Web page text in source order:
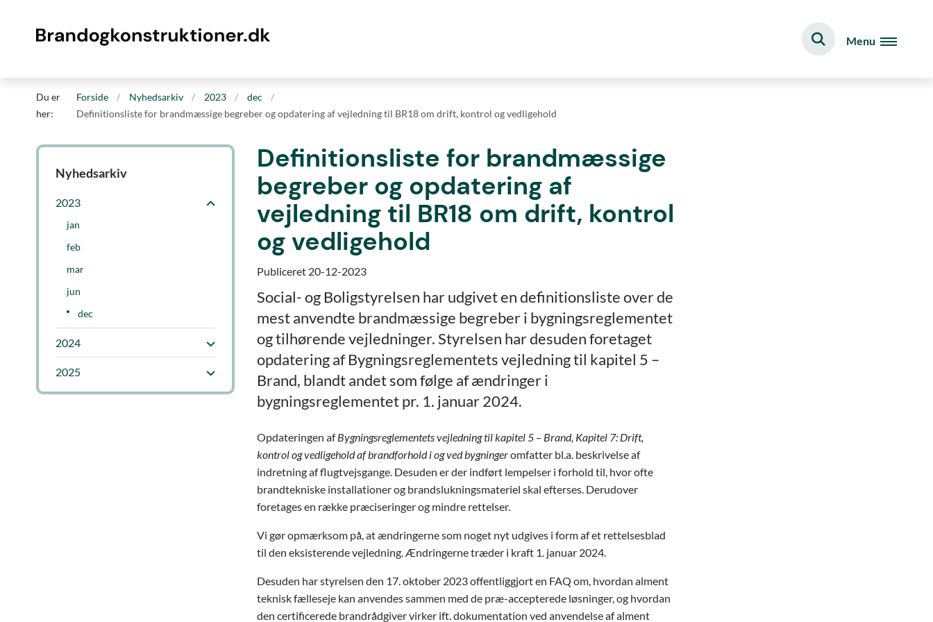
Menu
Du er
her:
Forside Nyhedsarkiv 2023
dec
Definitionsliste for brandmæssige begreber og opdatering af vejledning til BR18 om drift, kontrol og vedligehold
Nyhedsarkiv
2023
jan
feb
mar
jun
dec
2024
2025
Definitionsliste for brandmæssige
begreber og opdatering af
vejledning til BR18 om drift, kontrol
og vedligehold
Publiceret 20-12-2023
Social- og Boligstyrelsen har udgivet en definitionsliste over de
mest anvendte brandmæssige begreber i bygningsreglementet
og tilhørende vejledninger. Styrelsen har desuden foretaget
opdatering af Bygningsreglementets vejledning til kapitel 5 –
Brand, blandt andet som følge af ændringer i
bygningsreglementet pr. 1. januar 2024.
Opdateringen afBygningsreglementets vejledning til kapitel 5 – Brand, Kapitel 7: Drift,
kontrol og vedligehold af brandforhold i og ved bygningeromfatter bl.a. beskrivelse af
indretning af flugtvejsgange. Desuden er der indført lempelser i forhold til, hvor ofte
brandtekniske installationer og brandslukningsmateriel skal efterses. Derudover
foretages en række præciseringer og mindre rettelser.
Vi gør opmærksom på, at ændringerne som noget nyt udgives i form af et rettelsesblad
til den eksisterende vejledning. Ændringerne træder i kraft 1. januar 2024.
Desuden har styrelsen den 17. oktober 2023 offentliggjort en FAQ om, hvordan alment
teknisk fælleseje kan anvendes sammen med de præ-accepterede løsninger, og hvordan
den certificerede brandrådgiver virker ift. dokumentation ved anvendelse af alment